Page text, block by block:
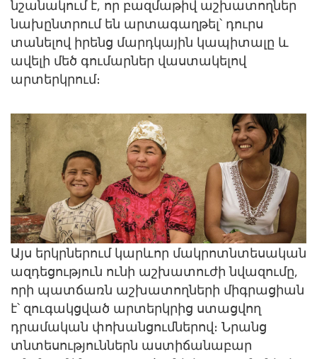
նշանակում է, որ բազմաթիվ աշխատողներ
նախընտրում են արտագաղթել՝ դուրս
տանելով իրենց մարդկային կապիտալը և
ավելի մեծ գումարներ վաստակելով
արտերկրում։
Image
Այս երկրներում կարևոր մակրոտնտեսական
ազդեցություն ունի աշխատուժի նվազումը,
որի պատճառն աշխատողների միգրացիան
է՝ զուգակցված արտերկրից ստացվող
դրամական փոխանցումներով։ Նրանց
տնտեսություններն աստիճանաբար